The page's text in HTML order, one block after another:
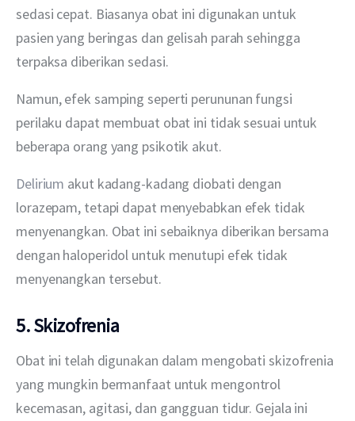
sedasi cepat. Biasanya obat ini digunakan untuk
pasien yang beringas dan gelisah parah sehingga
terpaksa diberikan sedasi.
Namun, efek samping seperti perununan fungsi
perilaku dapat membuat obat ini tidak sesuai untuk
beberapa orang yang psikotik akut.
Delirium akut kadang-kadang diobati dengan
lorazepam, tetapi dapat menyebabkan efek tidak
menyenangkan. Obat ini sebaiknya diberikan bersama
dengan haloperidol untuk menutupi efek tidak
menyenangkan tersebut.
5. Skizofrenia
Obat ini telah digunakan dalam mengobati skizofrenia
yang mungkin bermanfaat untuk mengontrol
kecemasan, agitasi, dan gangguan tidur. Gejala ini